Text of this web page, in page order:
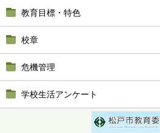
教育目標・特色
校章
危機管理
学校生活アンケート